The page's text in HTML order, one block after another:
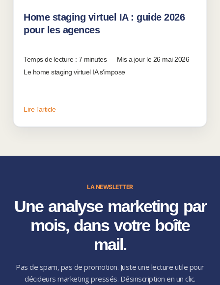
Home staging virtuel IA : guide 2026
pour les agences
Temps de lecture : 7 minutes — Mis a jour le 26 mai 2026
Le home staging virtuel IA s'impose
Lire l'article
LA NEWSLETTER
Une analyse marketing par
mois, dans votre boîte
mail.
Pas de spam, pas de promotion. Juste une lecture utile pour
décideurs marketing pressés. Désinscription en un clic.